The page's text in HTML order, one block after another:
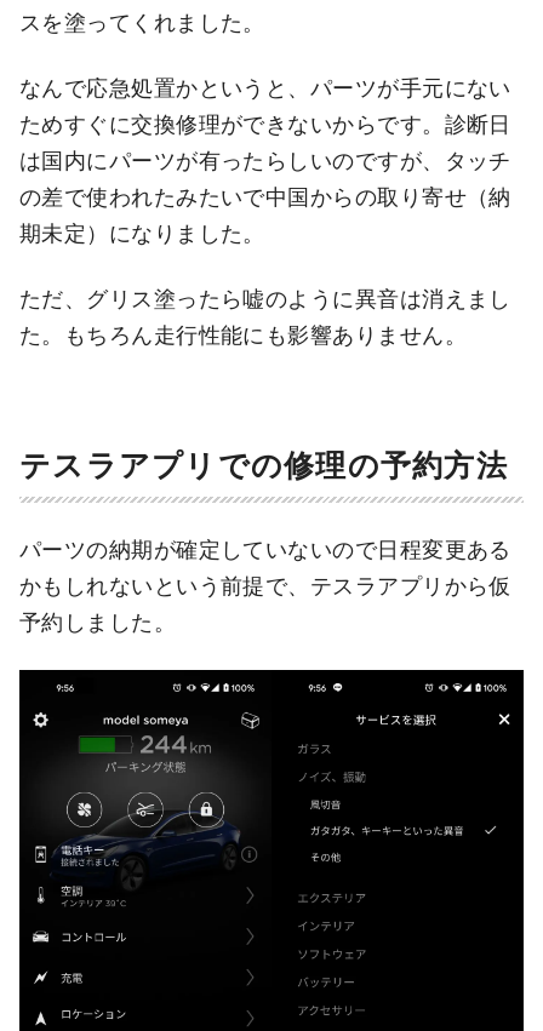
スを塗ってくれました。
なんで応急処置かというと、パーツが手元にない
ためすぐに交換修理ができないからです。診断日
は国内にパーツが有ったらしいのですが、タッチ
の差で使われたみたいで中国からの取り寄せ（納
期未定）になりました。
ただ、グリス塗ったら嘘のように異音は消えまし
た。もちろん走行性能にも影響ありません。
テスラアプリでの修理の予約方法
パーツの納期が確定していないので日程変更ある
かもしれないという前提で、テスラアプリから仮
予約しました。